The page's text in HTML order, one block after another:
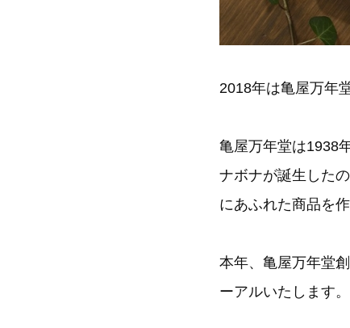
2018年は亀屋万年
亀屋万年堂は1938
ナボナが誕生した
にあふれた商品を
本年、亀屋万年堂
ーアルいたします。